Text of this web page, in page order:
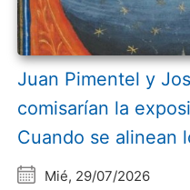
Juan Pimentel y
comisarían la
Cuando se alinean
Mié, 29/07/2026